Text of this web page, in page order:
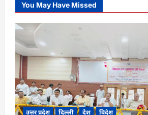
You May Have Missed
उत्तर प्रदेश दिल्ली देश विदेश